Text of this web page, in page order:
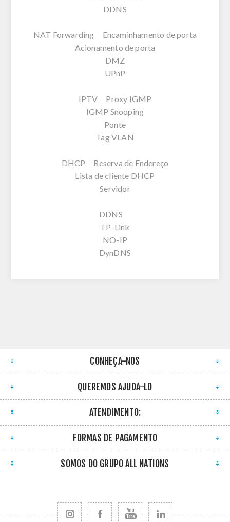
DDNS
NAT Forwarding Encaminhamento de porta
Acionamento de porta
DMZ
UPnP
IPTV Proxy IGMP
IGMP Snooping
Ponte
Tag VLAN
DHCP Reserva de Endereço
Lista de cliente DHCP
Servidor
DDNS
TP-Link
NO-IP
DynDNS
CONHEÇA-NOS
QUEREMOS AJUDÁ-LO
ATENDIMENTO:
FORMAS DE PAGAMENTO
SOMOS DO GRUPO ALL NATIONS